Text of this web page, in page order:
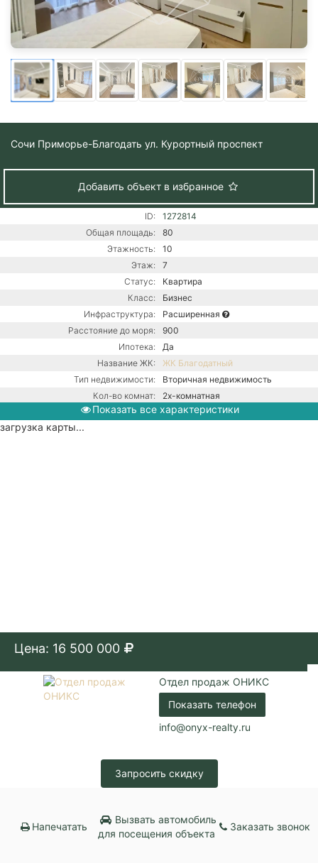
Сочи Приморье-Благодать ул. Курортный проспект
Добавить объект в избранное
ID:
1272814
Общая площадь:
80
Этажность:
10
Этаж:
7
Статус:
Квартира
Класс:
Бизнес
Инфраструктура:
Расширенная
Расстояние до моря:
900
Ипотека:
Да
Название ЖК:
ЖК Благодатный
Тип недвижимости:
Вторичная недвижимость
Кол-во комнат:
2х-комнатная
Тип дома:
Монолитно-блочное
Показать все характеристики
загрузка карты...
Цена: 16 500 000
Отдел продаж ОНИКС
Показать телефон
info@onyx-realty.ru
Запросить скидку
Напечатать
Вызвать автомобиль
для посещения объекта
Заказать звонок